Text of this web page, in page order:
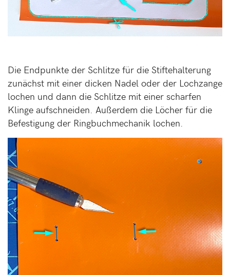
Die Endpunkte der Schlitze für die Stiftehalterung
zunächst mit einer dicken Nadel oder der Lochzange
lochen und dann die Schlitze mit einer scharfen
Klinge aufschneiden. Außerdem die Löcher für die
Befestigung der Ringbuchmechanik lochen.